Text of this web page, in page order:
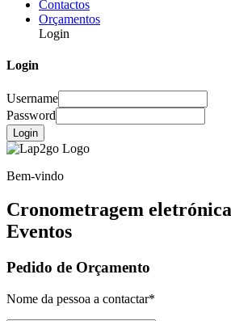
Contactos
Orçamentos
Login
Login
Username
Password
Login
Bem-vindo
Cronometragem
Eventos
Pedido de Orçamento
Nome da pessoa a contactar*